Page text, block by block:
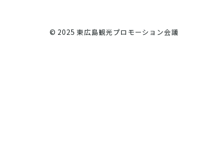
© 2025 東広島観光プロモーション会議